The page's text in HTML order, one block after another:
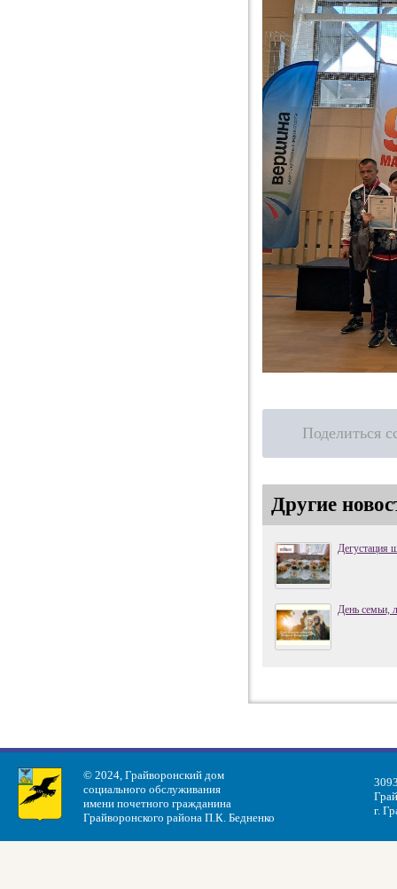
Поделиться
Другие
Дегустация
День семьи,
© 2024, Грайворонский дом
социального обслуживания
имени почетного гражданина
Грайворонского района П.К. Бедненко
г.